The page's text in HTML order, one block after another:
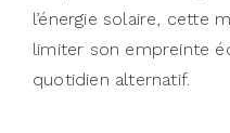
l’énergie solaire, cette
limiter son empreinte
quotidien alternatif.